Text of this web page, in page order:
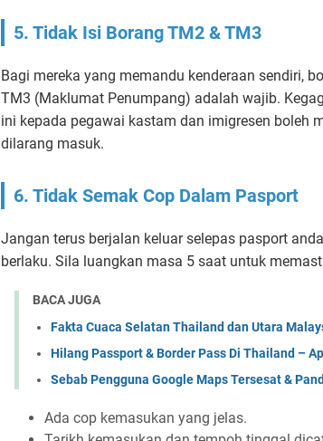
5. Tidak Isi Borang TM2 & TM3
Bagi mereka yang memandu kenderaan sendiri,
TM3 (Maklumat Penumpang) adalah wajib.
ini kepada pegawai kastam dan imigresen boleh
dilarang masuk.
6. Tidak Semak Cop Dalam Pasport
Jangan terus berjalan keluar selepas pasport
berlaku. Sila luangkan masa 5 saat untuk
BACA JUGA
Fakta Cuaca Selatan Thailand dan Utara
Hilang Passport & Border Pass Di Thailand –
Sebab Pengguna Google Maps Tersesat &
Ada cop kemasukan yang jelas.